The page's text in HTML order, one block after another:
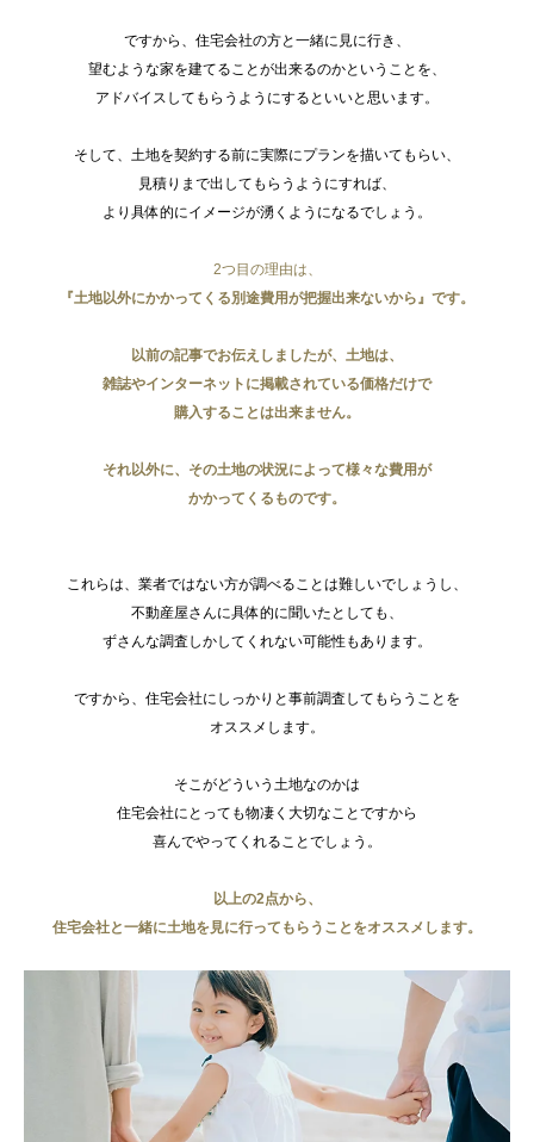
ですから、住宅会社の方と一緒に見に行き、
望むような家を建てることが出来るのかということを、
アドバイスしてもらうようにするといいと思います。
そして、土地を契約する前に実際にプランを描いてもらい、
見積りまで出してもらうようにすれば、
より具体的にイメージが湧くようになるでしょう。
2つ目の理由は、
『土地以外にかかってくる別途費用が把握出来ないから』です。
以前の記事でお伝えしましたが、土地は、
雑誌やインターネットに掲載されている価格だけで
購入することは出来ません。
それ以外に、その土地の状況によって様々な費用が
かかってくるものです。
これらは、業者ではない方が調べることは難しいでしょうし、
不動産屋さんに具体的に聞いたとしても、
ずさんな調査しかしてくれない可能性もあります。
ですから、住宅会社にしっかりと事前調査してもらうことを
オススメします。
そこがどういう土地なのかは
住宅会社にとっても物凄く大切なことですから
喜んでやってくれることでしょう。
以上の2点から、
住宅会社と一緒に土地を見に行ってもらうことをオススメします。